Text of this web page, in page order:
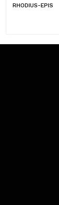
RHODIUS-EPIS